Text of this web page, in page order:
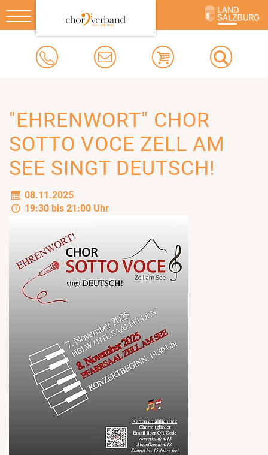
Toggle
navigation
"EHRENWORT" CHOR
SOTTO VOCE ZELL AM
SEE SINGT DEUTSCH!
08.11.2025
19:30 bis 21:00 Uhr